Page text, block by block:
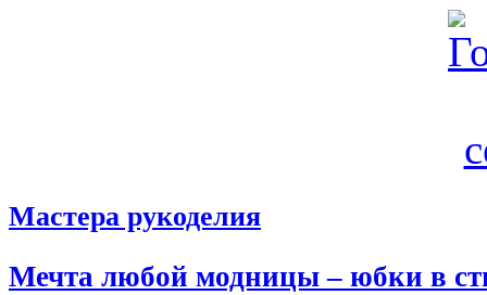
Мастера рукоделия
Мечта любой модницы – юбки в